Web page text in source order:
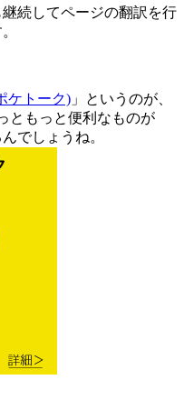
続してページの翻訳を行
ケトーク) 」というのが、
ともっと便利なものが
でしょうね。